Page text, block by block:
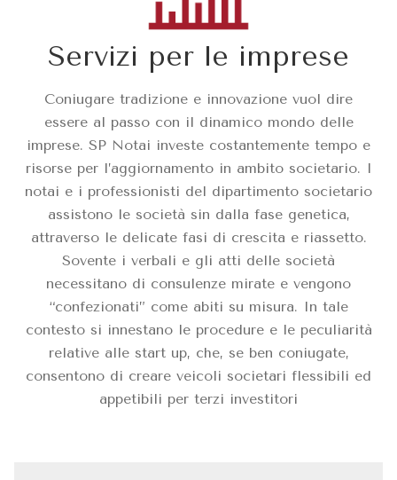
Servizi per le imprese
Coniugare tradizione e innovazione vuol dire
essere al passo con il dinamico mondo delle
imprese. SP Notai investe costantemente tempo e
risorse per l’aggiornamento in ambito societario. I
notai e i professionisti del dipartimento societario
assistono le società sin dalla fase genetica,
attraverso le delicate fasi di crescita e riassetto.
Sovente i verbali e gli atti delle società
necessitano di consulenze mirate e vengono
“confezionati” come abiti su misura. In tale
contesto si innestano le procedure e le peculiarità
relative alle start up, che, se ben coniugate,
consentono di creare veicoli societari flessibili ed
appetibili per terzi investitori